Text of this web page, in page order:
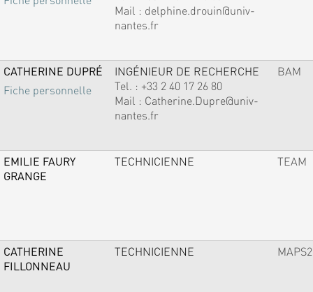
Mail : delphine.drouin@univ-
nantes.fr
CATHERINE DUPRÉ
Fiche personnelle
INGÉNIEUR DE RECHERCHE
Tel. : +33 2 40 17 26 80
Mail : Catherine.Dupre@univ-
nantes.fr
BAM
EMILIE FAURY
GRANGE
TECHNICIENNE TEAM
CATHERINE
FILLONNEAU
TECHNICIENNE MAPS2